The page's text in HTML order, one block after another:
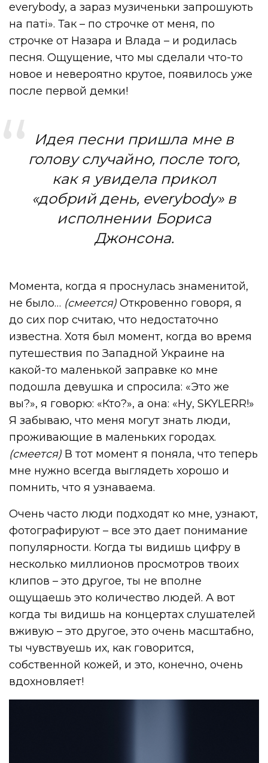
everybody, а зараз музиченьки запрошують
на паті». Так – по строчке от меня, по
строчке от Назара и Влада – и родилась
песня. Ощущение, что мы сделали что-то
новое и невероятно крутое, появилось уже
после первой демки!
Идея песни пришла мне в
голову случайно, после того,
как я увидела прикол
«добрий день, everybody» в
исполнении Бориса
Джонсона.
Момента, когда я проснулась знаменитой,
не было… (смеется) Откровенно говоря, я
до сих пор считаю, что недостаточно
известна. Хотя был момент, когда во время
путешествия по Западной Украине на
какой-то маленькой заправке ко мне
подошла девушка и спросила: «Это же
вы?», я говорю: «Кто?», а она: «Ну, SKYLERR!»
Я забываю, что меня могут знать люди,
проживающие в маленьких городах.
(смеется) В тот момент я поняла, что теперь
мне нужно всегда выглядеть хорошо и
помнить, что я узнаваема.
Очень часто люди подходят ко мне, узнают,
фотографируют – все это дает понимание
популярности. Когда ты видишь цифру в
несколько миллионов просмотров твоих
клипов – это другое, ты не вполне
ощущаешь это количество людей. А вот
когда ты видишь на концертах слушателей
вживую – это другое, это очень масштабно,
ты чувствуешь их, как говорится,
собственной кожей, и это, конечно, очень
вдохновляет!